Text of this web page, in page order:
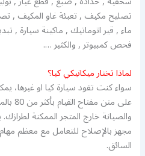
تصليح مكيف , تعبئة غاو المكيف ,
ماء , قير اتوماتيك , ماكينة سيارة
فحص كمبيوتر , والكثير ….
لماذا تختار ميكانيكي كيا؟
سواء كنت تقود سيارة كيا او غيرها،
على
والصيانة خارج المتجر الممكنة
مجهز بالإصلاح للتعامل مع معظم
السائق.